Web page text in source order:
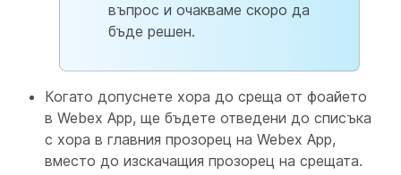
въпрос и очакваме скоро да
бъде решен.
Когато допуснете хора до среща от фоайето
в Webex App, ще бъдете отведени до списъка
с хора в главния прозорец на Webex App,
вместо до изскачащия прозорец на срещата.